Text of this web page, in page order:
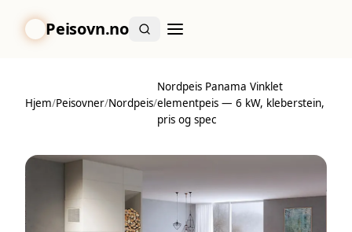
Peisovn.no
Hjem/Peisovner/Nordpeis/
Nordpeis Panama Vinklet
elementpeis — 6 kW, kleberstein,
pris og spec